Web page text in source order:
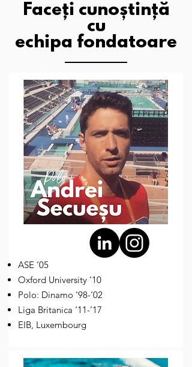
Faceți cunoștință
cu
echipa fondatoare
ASE ‘05
Oxford University ‘10
Polo: Dinamo ‘98-’02
Liga Britanica ‘11-’17
EIB, Luxembourg